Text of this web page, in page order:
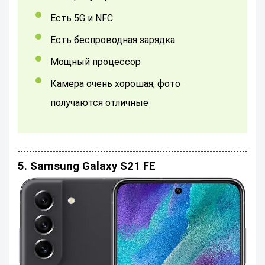
Есть 5G и NFC
Есть беспроводная зарядка
Мощный процессор
Камера очень хорошая, фото
получаются отличные
5. Samsung Galaxy S21 FE